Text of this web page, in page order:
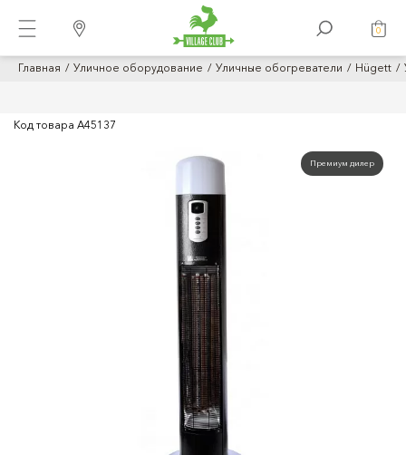
0
Главная Уличное оборудование Уличные обогреватели Hügett
Код товара A45137
Премиум дилер